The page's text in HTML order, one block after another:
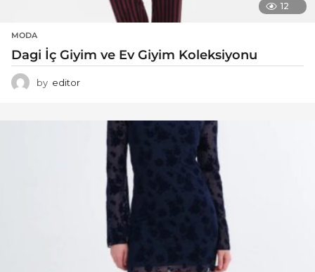
12
MODA
Dagi İç Giyim ve Ev Giyim Koleksiyonu
by editor